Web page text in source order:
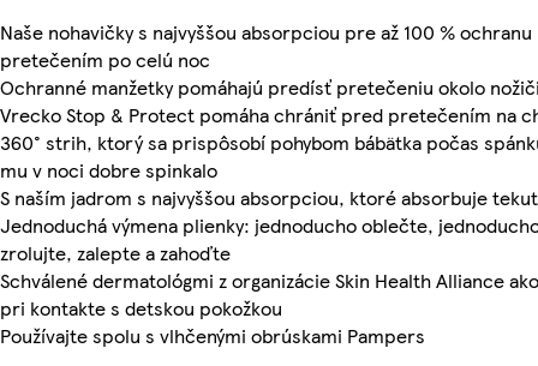
Naše nohavičky s najvyššou absorpciou pre až 100 %
pretečením po celú noc
Ochranné manžetky pomáhajú predísť pretečeniu okolo
Vrecko Stop & Protect pomáha chrániť pred pretečením na
360° strih, ktorý sa prispôsobí pohybom bábätka počas
mu v noci dobre spinkalo
S naším jadrom s najvyššou absorpciou, ktoré absorbuje
Jednoduchá výmena plienky: jednoducho oblečte,
zrolujte, zalepte a zahoďte
Schválené dermatológmi z organizácie Skin Health Alliance
pri kontakte s detskou pokožkou
Používajte spolu s vlhčenými obrúskami Pampers